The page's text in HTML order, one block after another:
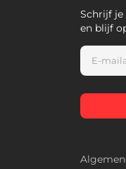
Schrijf je
en blijf
E
a
i
*